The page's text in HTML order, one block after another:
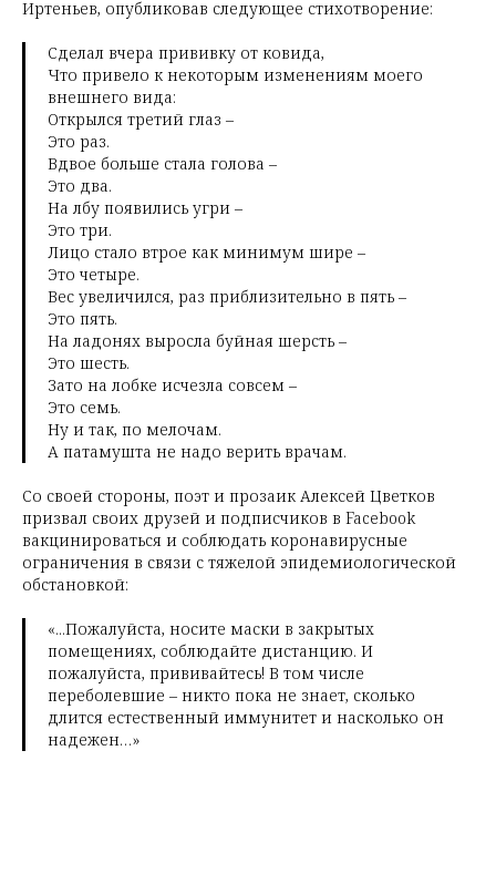
Иртеньев, опубликовав следующее стихотворение:
Сделал вчера прививку от ковида,
Что привело к некоторым изменениям моего
внешнего вида:
Открылся третий глаз –
Это раз.
Вдвое больше стала голова –
Это два.
На лбу появились угри –
Это три.
Лицо стало втрое как минимум шире –
Это четыре.
Вес увеличился, раз приблизительно в пять –
Это пять.
На ладонях выросла буйная шерсть –
Это шесть.
Зато на лобке исчезла совсем –
Это семь.
Ну и так, по мелочам.
А патамушта не надо верить врачам.
Со своей стороны, поэт и прозаик Алексей Цветков
призвал своих друзей и подписчиков в Facebook
вакцинироваться и соблюдать коронавирусные
ограничения в связи с тяжелой эпидемиологической
обстановкой:
«...Пожалуйста, носите маски в закрытых
помещениях, соблюдайте дистанцию. И
пожалуйста, прививайтесь! В том числе
переболевшие – никто пока не знает, сколько
длится естественный иммунитет и насколько он
надежен…»